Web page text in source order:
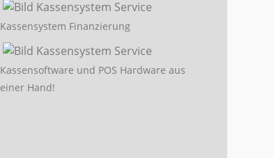
Kassensystem Finanzierung
Kassensoftware und POS Hardware aus
einer Hand!